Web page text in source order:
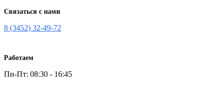
Связаться с нами
8 (3452) 32-49-72
Работаем
Пн-Пт: 08:30 - 16:45